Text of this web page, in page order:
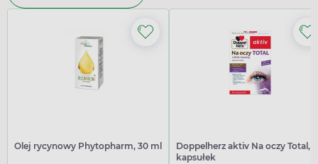
Olej rycynowy Phytopharm, 30 ml
Doppelherz aktiv Na oczy Total,
kapsułek